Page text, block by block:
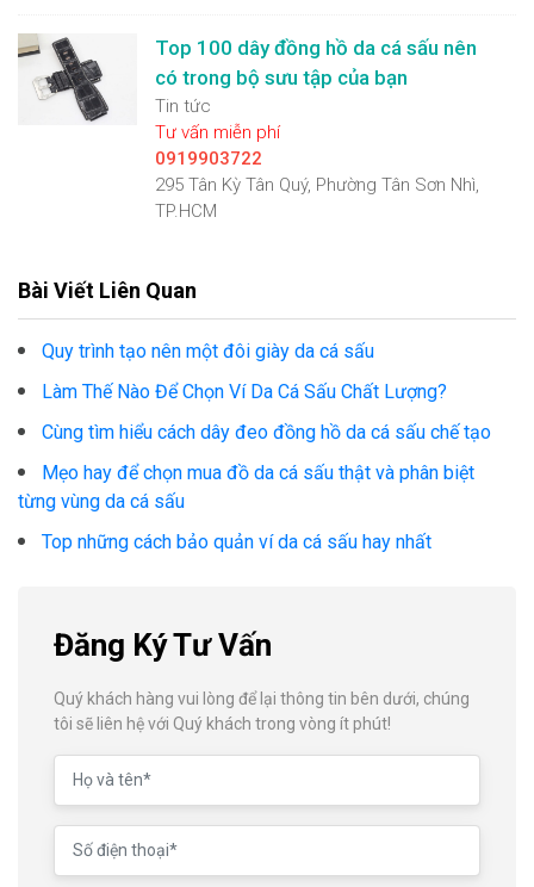
Top 100 dây đồng hồ da cá sấu nên
có trong bộ sưu tập của bạn
Tin tức
Tư vấn miễn phí
0919903722
295 Tân Kỳ Tân Quý, Phường Tân Sơn Nhì,
TP.HCM
Bài Viết Liên Quan
Quy trình tạo nên một đôi giày da cá sấu
Làm Thế Nào Để Chọn Ví Da Cá Sấu Chất Lượng?
Cùng tìm hiểu cách dây đeo đồng hồ da cá sấu chế tạo
Mẹo hay để chọn mua đồ da cá sấu thật và phân biệt
từng vùng da cá sấu
Top những cách bảo quản ví da cá sấu hay nhất
Đăng Ký Tư Vấn
Quý khách hàng vui lòng để lại thông tin bên dưới, chúng
tôi sẽ liên hệ với Quý khách trong vòng ít phút!